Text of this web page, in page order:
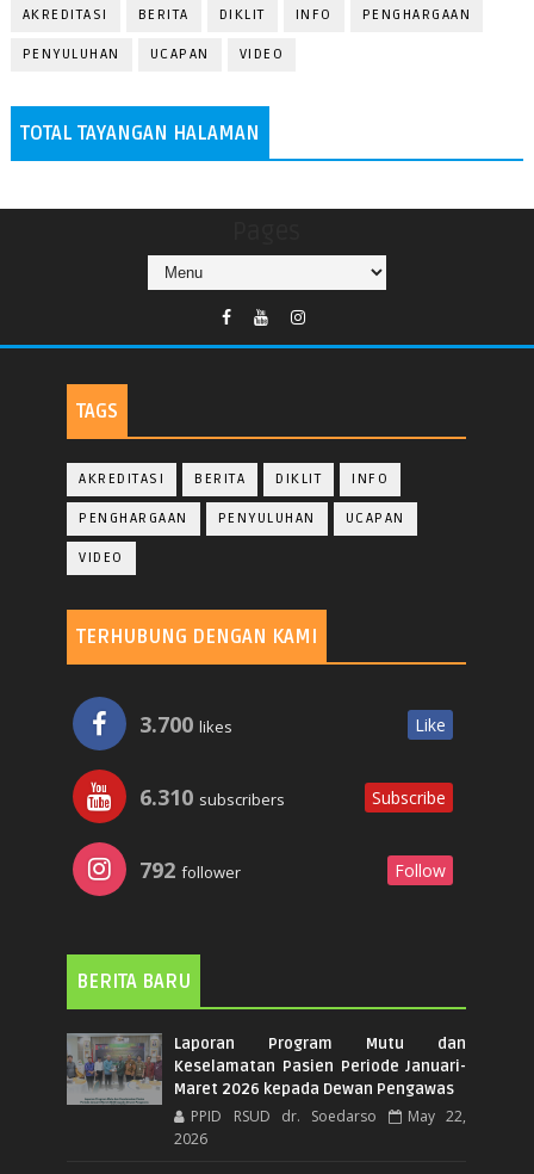
AKREDITASI BERITA DIKLIT INFO PENGHARGAAN
PENYULUHAN UCAPAN VIDEO
TOTAL TAYANGAN HALAMAN
TAGS
AKREDITASI BERITA DIKLIT INFO
PENGHARGAAN PENYULUHAN UCAPAN
VIDEO
TERHUBUNG DENGAN KAMI
3.700 likes Like
6.310 subscribers Subscribe
792 follower Follow
BERITA BARU
Laporan Program Mutu dan
Keselamatan Pasien Periode Januari-
Maret 2026 kepada Dewan Pengawas
PPID RSUD dr. Soedarso
May 22,
2026